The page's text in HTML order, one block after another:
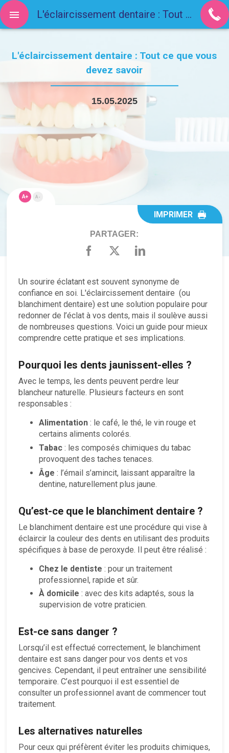
L'éclaircissement dentaire : Tout ce que vous
devez savoir
15.05.2025
A+ A-
IMPRIMER
PARTAGER:
Un sourire éclatant est souvent synonyme de
confiance en soi. L'éclaircissement dentaire (ou
blanchiment dentaire) est une solution populaire pour
redonner de l’éclat à vos dents, mais il soulève aussi
de nombreuses questions. Voici un guide pour mieux
comprendre cette pratique et ses implications.
Pourquoi les dents jaunissent-elles ?
Avec le temps, les dents peuvent perdre leur
blancheur naturelle. Plusieurs facteurs en sont
responsables :
Alimentation: le café, le thé, le vin rouge et
certains aliments colorés.
Tabac: les composés chimiques du tabac
provoquent des taches tenaces.
Âge : l’émail s’amincit, laissant apparaître la
dentine, naturellement plus jaune.
Qu’est-ce que le blanchiment dentaire ?
Le blanchiment dentaire est une procédure qui vise à
éclaircir la couleur des dents en utilisant des produits
spécifiques à base de peroxyde. Il peut être réalisé :
Chez le dentiste : pour un traitement
professionnel, rapide et sûr.
À domicile : avec des kits adaptés, sous la
supervision de votre praticien.
Est-ce sans danger ?
Lorsqu’il est effectué correctement, le blanchiment
dentaire est sans danger pour vos dents et vos
gencives. Cependant, il peut entraîner une sensibilité
temporaire. C’est pourquoi il est essentiel de
consulter un professionnel avant de commencer tout
traitement.
Les alternatives naturelles
Pour ceux qui préfèrent éviter les produits chimiques,
L'éclaircissement dentaire : Tout ce que vous devez savoir